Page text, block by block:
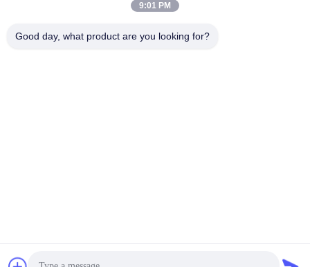
Tòa nhà 1, không.35, Luopu South Road, Luopu Street Quận
9:01 PM
Good day, what product are you looking for?